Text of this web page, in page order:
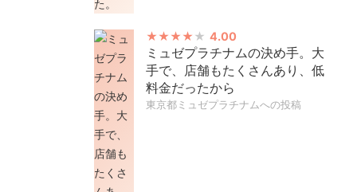
4.00
ミュゼプラチナムの決め手。大
手で、店舗もたくさんあり、低
料金だったから
東京都ミュゼプラチナムへの投稿